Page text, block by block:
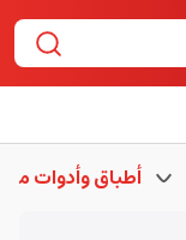
أطباق وأدوات